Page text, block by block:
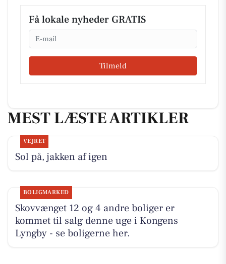
Få lokale nyheder GRATIS
Email
Tilmeld
MEST LÆSTE ARTIKLER
VEJRET
Sol på, jakken af igen
BOLIGMARKED
Skovvænget 12 og 4 andre boliger er
kommet til salg denne uge i Kongens
Lyngby - se boligerne her.